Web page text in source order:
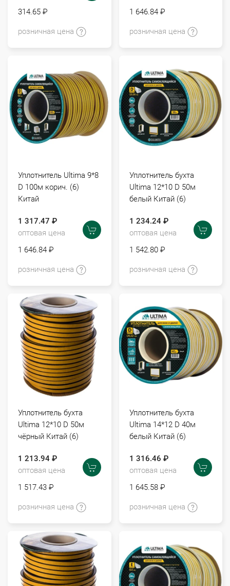
314.65 ₽
розничная цена
1 646.84 ₽
розничная цена
Уплотнитель Ultima 9*8
D 100м корич. (6)
Китай
1 317.47 ₽
оптовая цена
1 646.84 ₽
розничная цена
Уплотнитель бухта
Ultima 12*10 D 50м
белый Китай (6)
1 234.24 ₽
оптовая цена
1 542.80 ₽
розничная цена
Уплотнитель бухта
Ultima 12*10 D 50м
чёрный Китай (6)
1 213.94 ₽
оптовая цена
1 517.43 ₽
розничная цена
Уплотнитель бухта
Ultima 14*12 D 40м
белый Китай (6)
1 316.46 ₽
оптовая цена
1 645.58 ₽
розничная цена